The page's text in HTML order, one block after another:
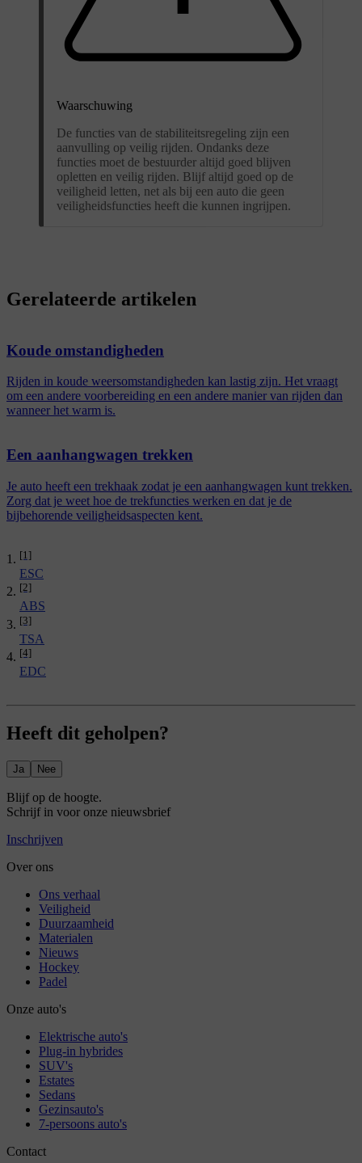
Waarschuwing
De functies van de stabiliteitsregeling zijn een
aanvulling op veilig rijden. Ondanks deze
functies moet de bestuurder altijd goed blijven
opletten en veilig rijden. Blijf altijd goed op de
veiligheid letten, net als bij een auto die geen
veiligheidsfuncties heeft die kunnen ingrijpen.
[1]
ESC
[2]
ABS
[3]
TSA
[4]
EDC
Gerelateerde artikelen
Koude omstandigheden
Rijden in koude weersomstandigheden kan lastig zijn. Het vraagt
om een andere voorbereiding en een andere manier van rijden dan
wanneer het warm is.
Een aanhangwagen trekken
Je auto heeft een trekhaak zodat je een aanhangwagen kunt trekken.
Zorg dat je weet hoe de trekfuncties werken en dat je de
bijbehorende veiligheidsaspecten kent.
Heeft dit geholpen?
Ja Nee